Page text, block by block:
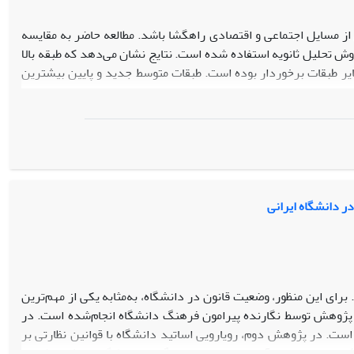
مسایل اجتماعی و اقتصادی راهگشا باشد. مطالعه حاضر به­ مقایسه
تا 1395 می‌پردازد. در این تحقیق از روش تحلیل ثانویه استفاده شده است. نتایج نشان می‌دهد که طبقه بالا
طبقات برخوردار بوده است. طبقات متوسط جدید و پایین بیشترین
که عوامل سیاسی، اقتصادی و بین‌المللی از تعیین کننده‌های
و پایین است
دانشگاه ایرانی
این منظور، وضعیت قانون در دانشگاه، به‌مثابه یکی از مهم‌ترین
توسط نگارنده پیرامون فرهنگ دانشگاه انجام‌شده است. در
پژوهش دوم، رویارویی اساتید دانشگاه با قوانین نظارتی بر